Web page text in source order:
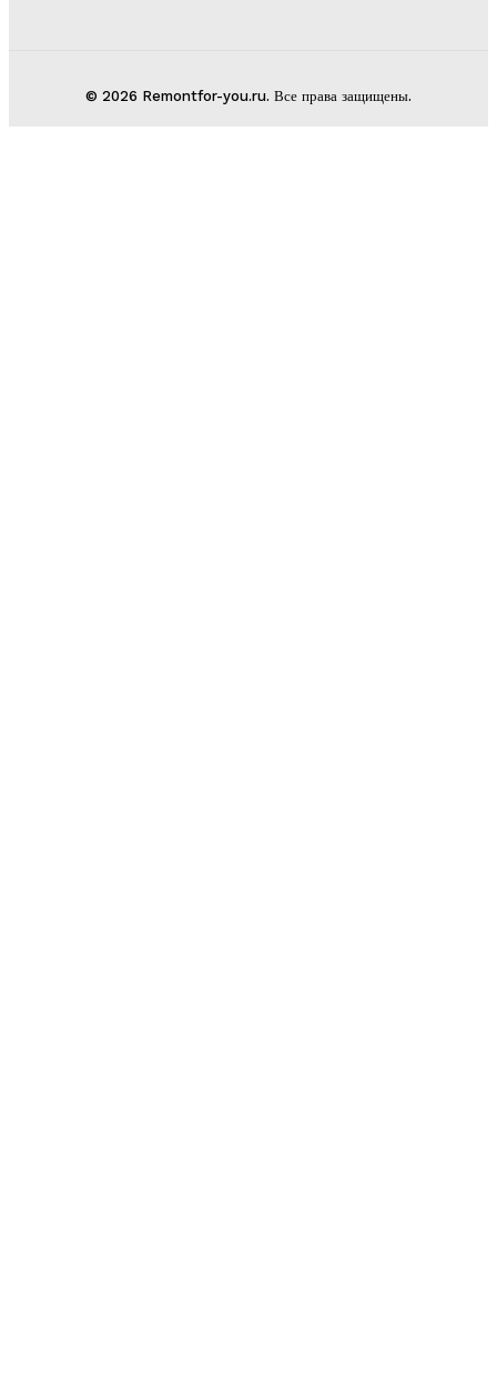
© 2026 Remontfor-you.ru. Все права защищены.